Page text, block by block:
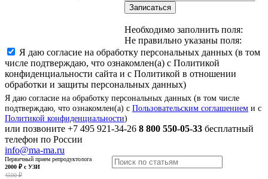
Записаться
Необходимо заполнить поля:
Не правильно указаны поля:
Я даю согласие на обработку персональных данных (в том
числе подтверждаю, что ознакомлен(а) с Политикой
конфиденциальности сайта и с Политикой в отношении
обработки и защиты персональных данных)
Я даю согласие на обработку персональных данных (в том числе
подтверждаю, что ознакомлен(а) с Пользовательским соглашением и с
Политикой конфиденциальности)
или позвоните +7 495 921-34-26 8 800 550-05-33 бесплатный
телефон по России
info@ma-ma.ru
Первичный прием репродуктолога
2000 ₽ с УЗИ
4500 ₽